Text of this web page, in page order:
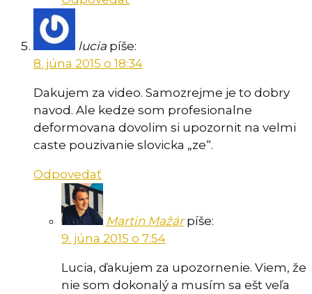
lucia píše:
8. júna 2015 o 18:34
Dakujem za video. Samozrejme je to dobry
navod. Ale kedze som profesionalne
deformovana dovolim si upozornit na velmi
caste pouzivanie slovicka „ze“.
Odpovedať
Martin Mažár píše:
9. júna 2015 o 7:54
Lucia, ďakujem za upozornenie. Viem, že
nie som dokonalý a musím sa ešt veľa